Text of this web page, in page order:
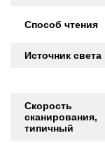
Способ чтения
Источник света
Скорость
сканирования,
типичный